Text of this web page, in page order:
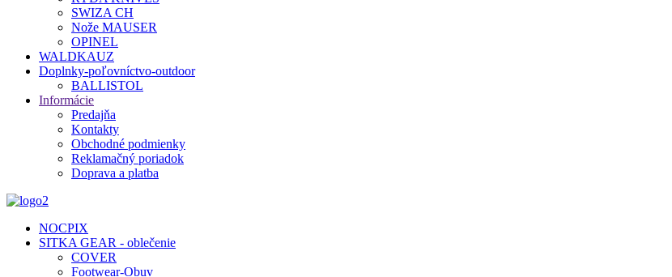
SWIZA CH
Nože MAUSER
OPINEL
WALDKAUZ
Doplnky-poľovníctvo-outdoor
BALLISTOL
Informácie
Predajňa
Kontakty
Obchodné podmienky
Reklamačný poriadok
Doprava a platba
NOCPIX
SITKA GEAR - oblečenie
COVER
Footwear-Obuv